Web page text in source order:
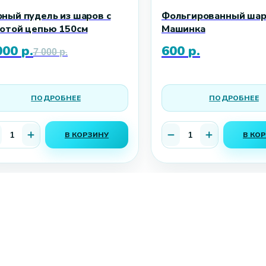
пудель из шаров с
цепью 150см
р.7 000 р.
ПОДРОБНЕЕ
В КОРЗИНУ
Фольгированный шар
Машинка
600 р.
ПОДРОБНЕЕ
В